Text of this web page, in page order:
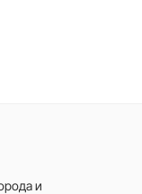
и